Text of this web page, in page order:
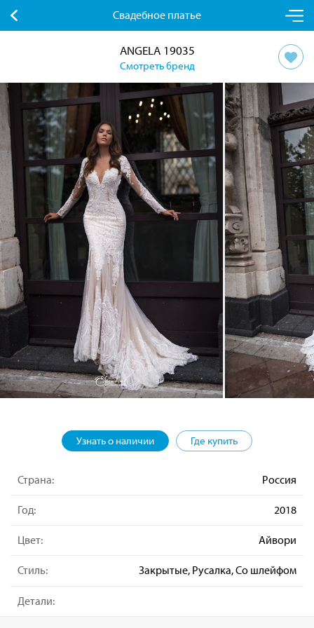
Свадебное платье
ANGELA 19035
Смотреть бренд
Узнать о наличии Где купить
Страна: Россия
Год: 2018
Цвет: Айвори
Стиль: Закрытые, Русалка, Со шлейфом
Детали: